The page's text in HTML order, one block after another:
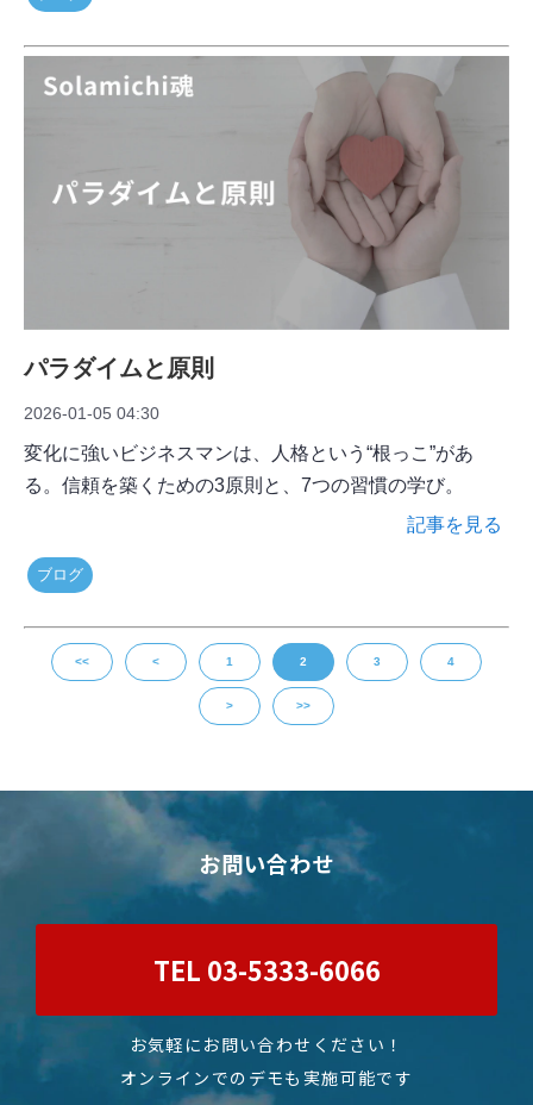
パラダイムと原則
2026-01-05 04:30
変化に強いビジネスマンは、人格という“根っこ”があ
る。信頼を築くための3原則と、7つの習慣の学び。
記事を見る
ブログ
<< < 1 2 3 4
> >>
お問い合わせ
TEL 03-5333-6066
お気軽にお問い合わせください！
オンラインでのデモも実施可能です